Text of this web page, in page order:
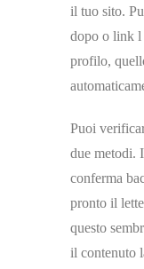
il tuo sito.
dopo o link l
profilo,
Puoi
due metodi.
conferma
pronto il
questo
il contenuto